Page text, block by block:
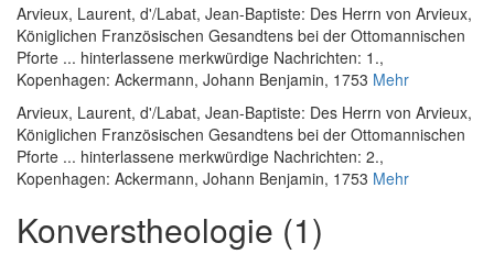
Arvieux, Laurent, d'/Labat, Jean-Baptiste: Des Herrn von Arvieux,
Königlichen Französischen Gesandtens bei der Ottomannischen
Pforte ... hinterlassene merkwürdige Nachrichten: 1.,
Kopenhagen: Ackermann, Johann Benjamin, 1753 Mehr
Arvieux, Laurent, d'/Labat, Jean-Baptiste: Des Herrn von Arvieux,
Königlichen Französischen Gesandtens bei der Ottomannischen
Pforte ... hinterlassene merkwürdige Nachrichten: 2.,
Kopenhagen: Ackermann, Johann Benjamin, 1753 Mehr
Konverstheologie (1)